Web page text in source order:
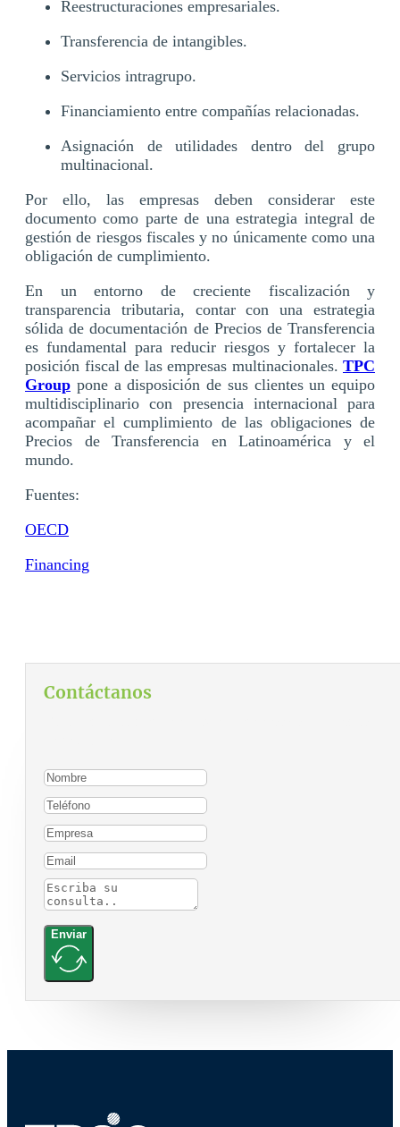
Reestructuraciones empresariales.
Transferencia de intangibles.
Servicios intragrupo.
Financiamiento entre compañías relacionadas.
Asignación de utilidades dentro del grupo
multinacional.
Por ello, las empresas deben considerar este
documento como parte de una estrategia integral de
gestión de riesgos fiscales y no únicamente como una
obligación de cumplimiento.
En un entorno de creciente fiscalización y
transparencia tributaria, contar con una estrategia
sólida de documentación de Precios de Transferencia
es fundamental para reducir riesgos y fortalecer la
posición fiscal de las empresas multinacionales. TPC
Group pone a disposición de sus clientes un equipo
multidisciplinario con presencia internacional para
acompañar el cumplimiento de las obligaciones de
Precios de Transferencia en Latinoamérica y el
mundo.
Fuentes:
OECD
Financing
Contáctanos
Enviar